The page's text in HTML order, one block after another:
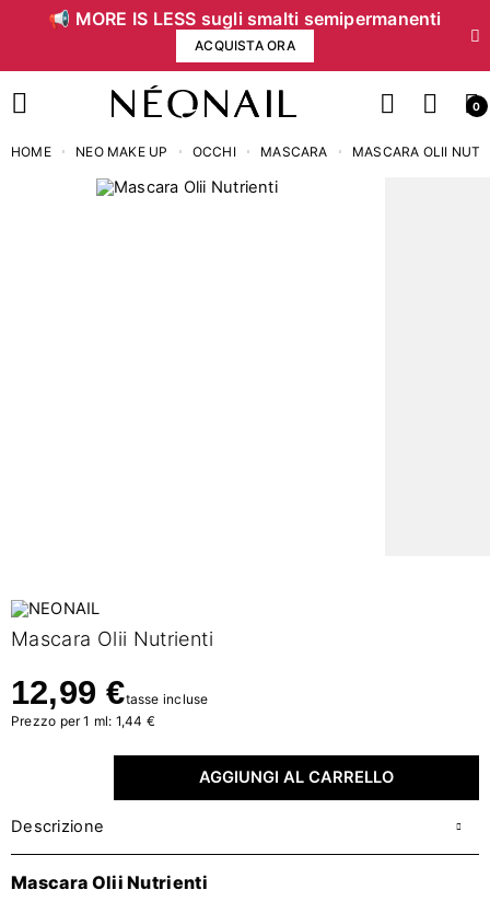
📢 MORE IS LESS sugli smalti semipermanenti
ACQUISTA ORA
0
HOME NEO MAKE UP OCCHI MASCARA MASCARA OLII
Mascara Olii Nutrienti
12,99 €tasse incluse
Prezzo per 1 ml: 1,44 €
AGGIUNGI AL CARRELLO
Descrizione
Mascara Olii Nutrienti